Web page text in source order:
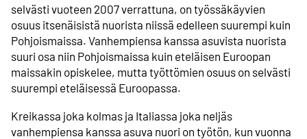
selvästi vuoteen 2007 verrattuna, on työssä­käyvien
osuus itsenäisistä nuorista niissä edelleen suurempi kuin
Pohjois­maissa. Vanhempiensa kanssa asuvista nuorista
suuri osa niin Pohjois­maissa kuin eteläisen Euroopan
maissakin opiskelee, mutta työttömien osuus on selvästi
suurempi eteläisessä Euroopassa.
Kreikassa joka kolmas ja Italiassa joka neljäs
vanhempiensa kanssa asuva nuori on työtön, kun vuonna